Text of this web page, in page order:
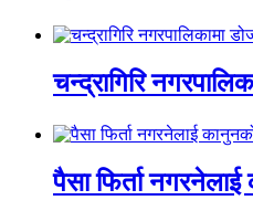
चन्द्रागिरि
पैसा फिर्ता